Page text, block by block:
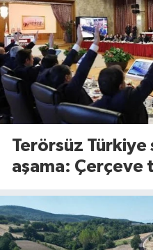
Terörsüz
aşama: Çerçeve